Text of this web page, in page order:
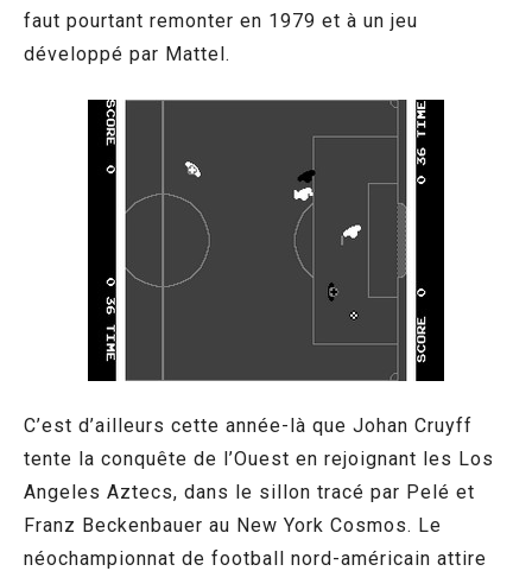
faut pourtant remonter en 1979 et à un jeu
développé par Mattel.
C’est d’ailleurs cette année-là que Johan Cruyff
tente la conquête de l’Ouest en rejoignant les Los
Angeles Aztecs, dans le sillon tracé par Pelé et
Franz Beckenbauer au New York Cosmos. Le
néochampionnat de football nord-américain attire